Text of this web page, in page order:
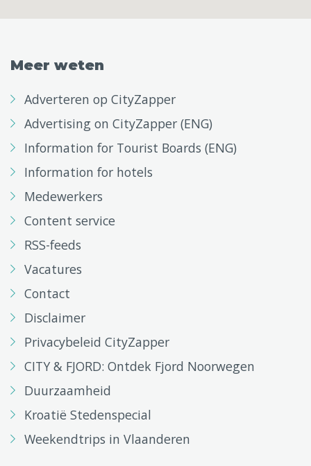
Meer weten
Adverteren op CityZapper
Advertising on CityZapper (ENG)
Information for Tourist Boards (ENG)
Information for hotels
Medewerkers
Content service
RSS-feeds
Vacatures
Contact
Disclaimer
Privacybeleid CityZapper
CITY & FJORD: Ontdek Fjord Noorwegen
Duurzaamheid
Kroatië Stedenspecial
Weekendtrips in Vlaanderen